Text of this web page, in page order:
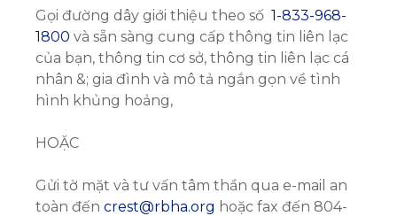
Gọi đường dây giới thiệu theo số 1-833-968-
1800 và sẵn sàng cung cấp thông tin liên lạc
của bạn, thông tin cơ sở, thông tin liên lạc cá
nhân &; gia đình và mô tả ngắn gọn về tình
hình khủng hoảng,
HOẶC
Gửi tờ mặt và tư vấn tâm thần qua e-mail an
toàn đến crest@rbha.org hoặc fax đến 804-